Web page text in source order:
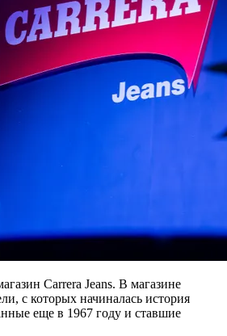
Carrera Jeans. В магазине
с которых начиналась история
еще в 1967 году и ставшие